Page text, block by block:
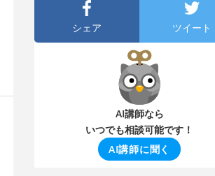
シェア ツイート
AI講師なら
いつでも相談可能です！
AI講師に聞く